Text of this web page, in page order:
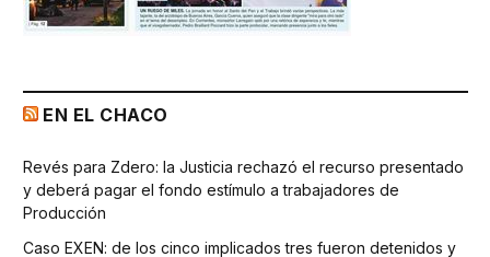
EN EL CHACO
Revés para Zdero: la Justicia rechazó el recurso presentado
y deberá pagar el fondo estímulo a trabajadores de
Producción
Caso EXEN: de los cinco implicados tres fueron detenidos y